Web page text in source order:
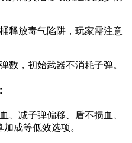
释放毒气陷阱，玩家需注意
数，初始武器不消耗子弹。
、减子弹偏移、盾不损血、
成等低效选项。